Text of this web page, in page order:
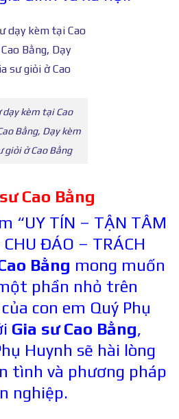
dạy kèm tại Cao
Bằng, Dạy kèm
giỏi ở Cao Bằng
Cao Bằng
“UY TÍN – TẬN TÂM
ĐÁO – TRÁCH
Bằng mong muốn
phần nhỏ trên
con em Quý Phụ
Gia sư Cao Bằng,
Huynh sẽ hài lòng
tình và phương pháp
nghiệp.